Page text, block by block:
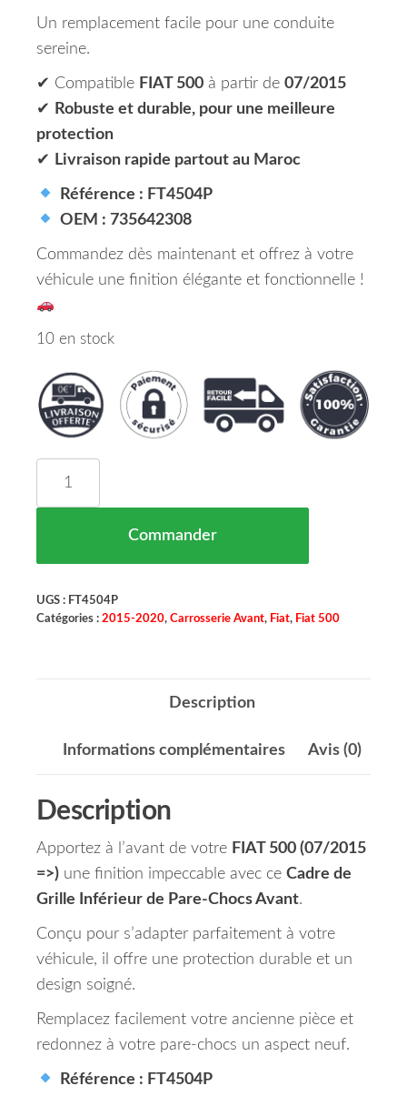
Un remplacement facile pour une conduite
sereine.
✔ Compatible FIAT 500 à partir de 07/2015
✔
Robuste et durable, pour une meilleure
protection
✔
Livraison rapide partout au Maroc
Référence : FT4504P
OEM : 735642308
Commandez dès maintenant et offrez à votre
véhicule une finition élégante et fonctionnelle !
10 en stock
Commander
UGS : FT4504P
Catégories : 2015-2020, Carrosserie Avant, Fiat, Fiat 500
Description
Informations complémentaires Avis (0)
Description
Apportez à l’avant de votre FIAT 500 (07/2015
=>) une finition impeccable avec ce Cadre de
Grille Inférieur de Pare-Chocs Avant.
Conçu pour s’adapter parfaitement à votre
véhicule, il offre une protection durable et un
design soigné.
Remplacez facilement votre ancienne pièce et
redonnez à votre pare-chocs un aspect neuf.
Référence : FT4504P